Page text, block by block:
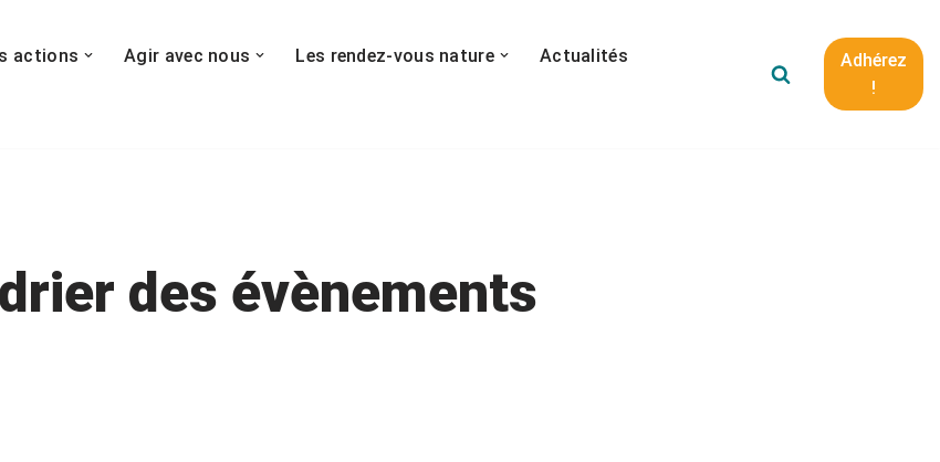
actions Agir avec nous Les rendez-vous nature
Actualités
Adhérez
!
des évènements